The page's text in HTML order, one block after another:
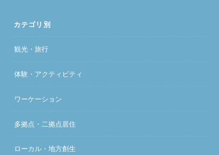
カテゴリ別
観光・旅行
体験・アクティビティ
ワーケーション
多拠点・二拠点居住
ローカル・地方創生